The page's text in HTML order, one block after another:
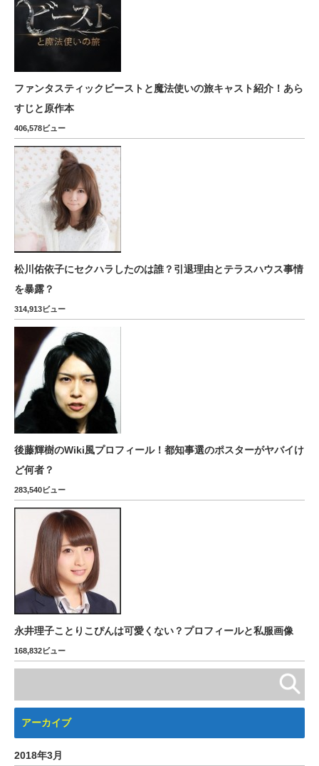
ファンタスティックビーストと魔法使いの旅キャスト紹介！あら
すじと原作本
406,578ビュー
松川佑依子にセクハラしたのは誰？引退理由とテラスハウス事情
を暴露？
314,913ビュー
後藤輝樹のWiki風プロフィール！都知事選のポスターがヤバイけ
ど何者？
283,540ビュー
永井理子ことりこぴんは可愛くない？プロフィールと私服画像
168,832ビュー
アーカイブ
2018年3月